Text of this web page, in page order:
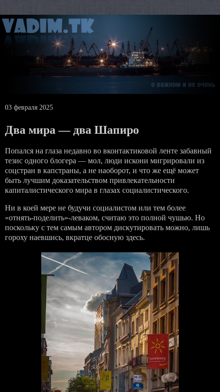
03 февраля 2025
Два мира — два Шапиро
Попался на глаза недавно во вконтактиковой ленте забавный
тезис одного блогера — мол, люди искони мигрировали из
соцстран в капстраны, а не наоборот, и что же ещё может
быть лучшим доказательством привлекательности
капиталистического мира в глазах социалистического.
Ни в коей мере не будучи социалистом или тем более
«отнять-поделить»-леваком, считаю это полной чушью. Но
поскольку с тем самым автором дискутировать можно, лишь
гороху наевшись, вкратце обосную здесь.